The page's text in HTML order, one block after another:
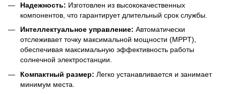
Надежность: Изготовлен из высококачественных
компонентов, что гарантирует длительный срок службы.
Интеллектуальное управление: Автоматически
отслеживает точку максимальной мощности (MPPT),
обеспечивая максимальную эффективность работы
солнечной электростанции.
Компактный размер: Легко устанавливается и занимает
минимум места.